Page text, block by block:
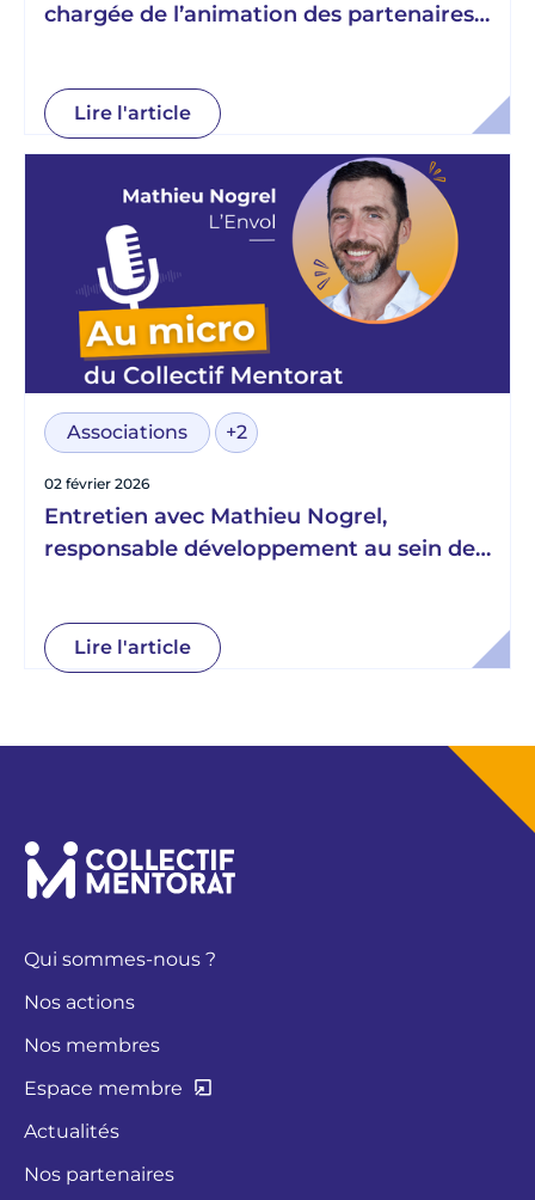
chargée de l’animation des partenaires
Lire l'article
Associations +2
02 février 2026
Entretien avec Mathieu Nogrel,
responsable développement au sein de
Lire l'article
Qui sommes-nous ?
Nos actions
Nos membres
Espace membre
Actualités
Nos partenaires